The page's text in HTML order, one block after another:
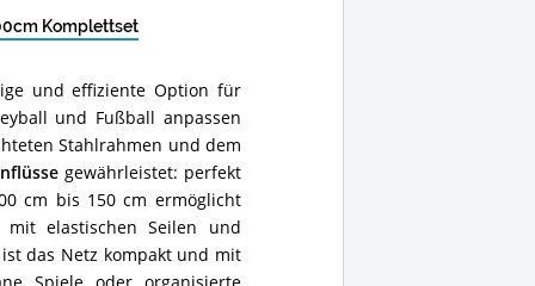
Komplettset
und effiziente Option für
und Fußball anpassen
Stahlrahmen und dem
gewährleistet: perfekt
cm bis 150 cm ermöglicht
mit elastischen Seilen und
das Netz kompakt und mit